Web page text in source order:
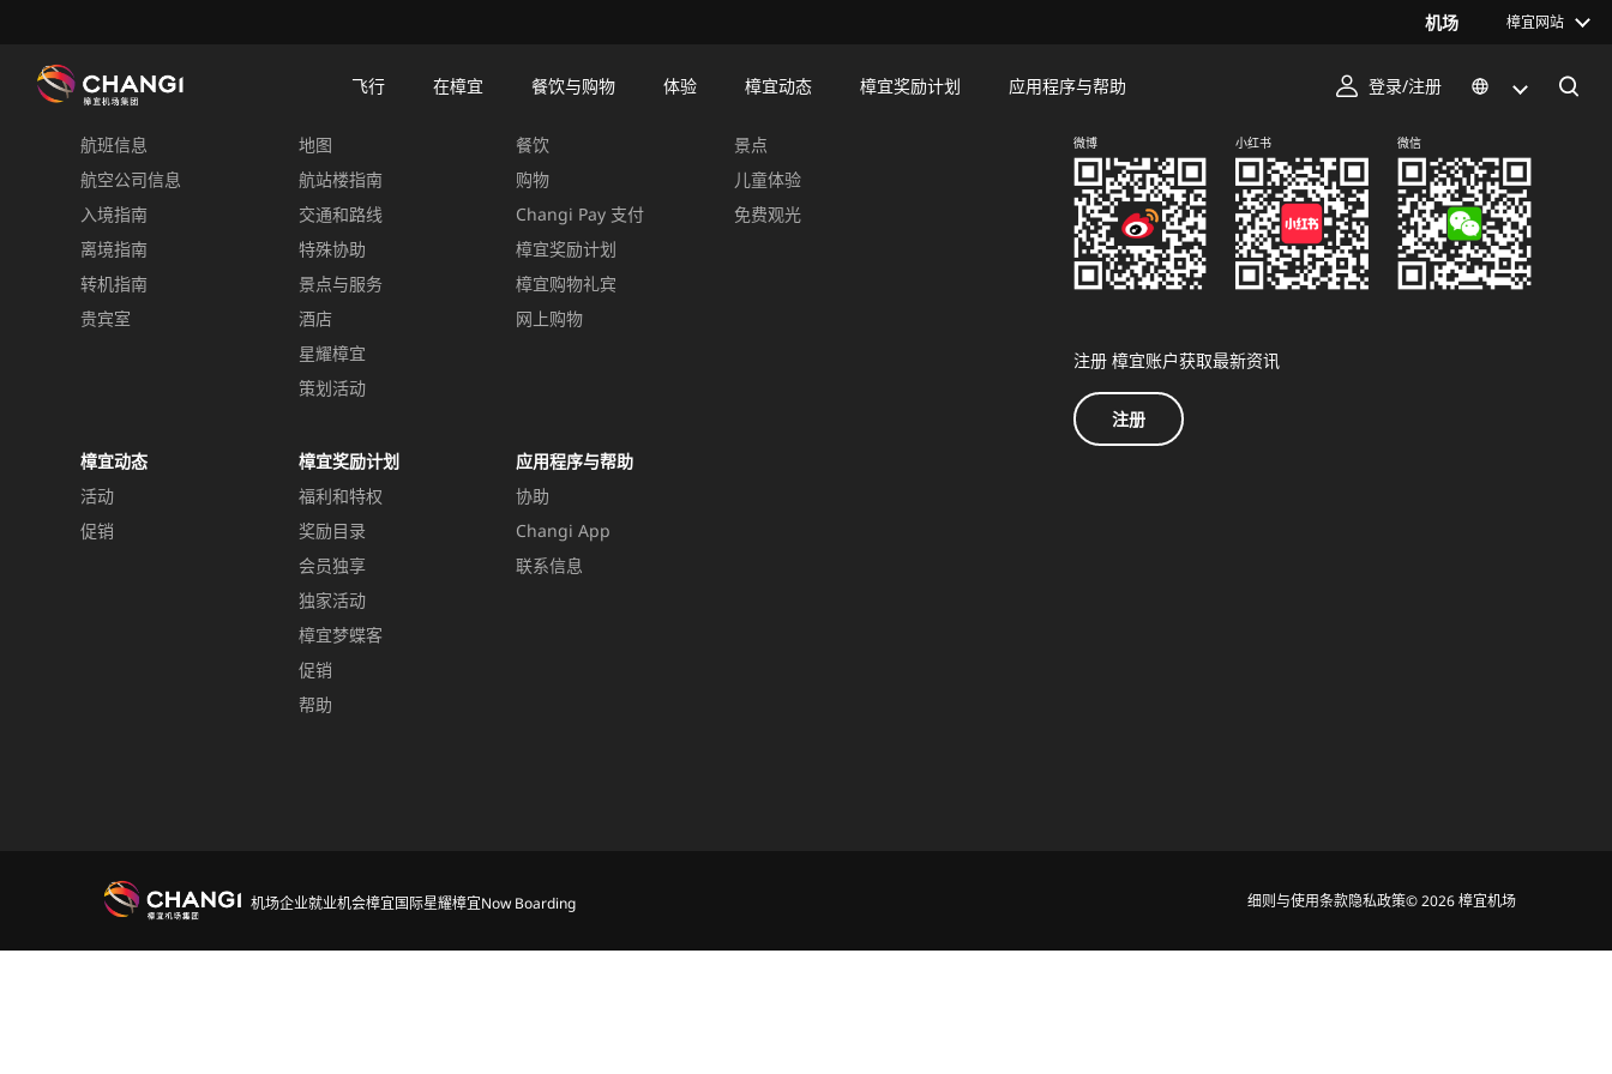
机场 樟宜网站
飞行 在樟宜 餐饮与购物 体验 樟宜动态 樟宜奖励计划 应用程序与帮助 登录/注册
飞行
航班信息
航空公司信息
入境指南
离境指南
转机指南
贵宾室
地图
航站楼指南
交通和路线
特殊协助
景点与服务
酒店
星耀樟宜
策划活动
餐饮
购物
Changi Pay 支付
樟宜奖励计划
樟宜购物礼宾
网上购物
景点
儿童体验
免费观光
樟宜动态
活动
促销
樟宜奖励计划
福利和特权
奖励目录
会员独享
独家活动
樟宜梦蝶客
促销
帮助
应用程序与帮助
协助
Changi App
联系信息
微博 小红书 微信
注册 樟宜账户获取最新资讯
注册
机场企业就业机会樟宜国际星耀樟宜Now Boarding 细则与使用条款隐私政策© 2026 樟宜机场